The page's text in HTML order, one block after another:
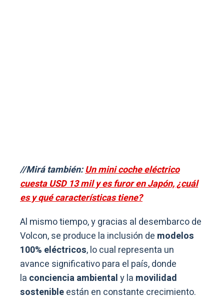
//Mirá también:Un mini coche eléctrico
cuesta USD 13 mil y es furor en Japón, ¿cuál
es y qué características tiene?
Al mismo tiempo, y gracias al desembarco de
Volcon, se produce la inclusión de modelos
100% eléctricos, lo cual representa un
avance significativo para el país, donde
la conciencia ambientaly la movilidad
sostenibleestán en constante crecimiento.